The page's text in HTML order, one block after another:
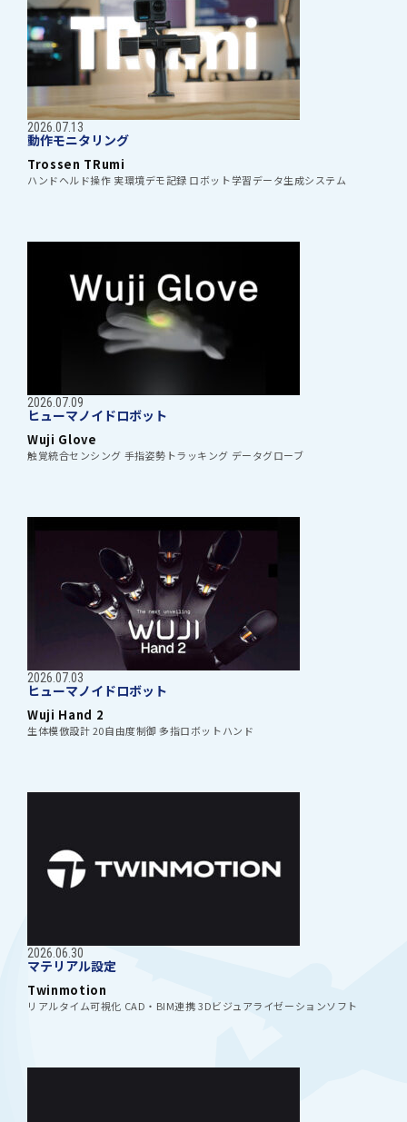
手続き
2026.07.13
動作モニタリング
Trossen TRumi
ハンドヘルド操作 実環境デモ記録 ロボット学習データ生成システム
2026.07.09
ヒューマノイドロボット
Wuji Glove
触覚統合センシング 手指姿勢トラッキング データグローブ
2026.07.03
ヒューマノイドロボット
Wuji Hand 2
生体模倣設計 20自由度制御 多指ロボットハンド
2026.06.30
マテリアル設定
Twinmotion
リアルタイム可視化 CAD・BIM連携 3Dビジュアライゼーションソフト